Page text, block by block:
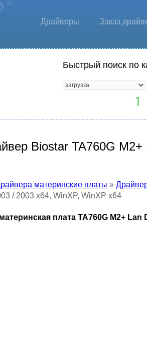
Драйверы Заказ
Быстрый поиск по
Biostar TA760G
материнские платы »
/ 2003 x64, WinXP, WinXP x64
плата TA760G M2+ Lan